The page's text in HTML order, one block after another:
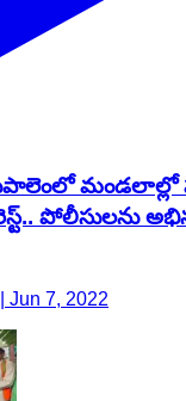
మండ‌లాల్లో
పోలీసులను
Jun 7, 2022